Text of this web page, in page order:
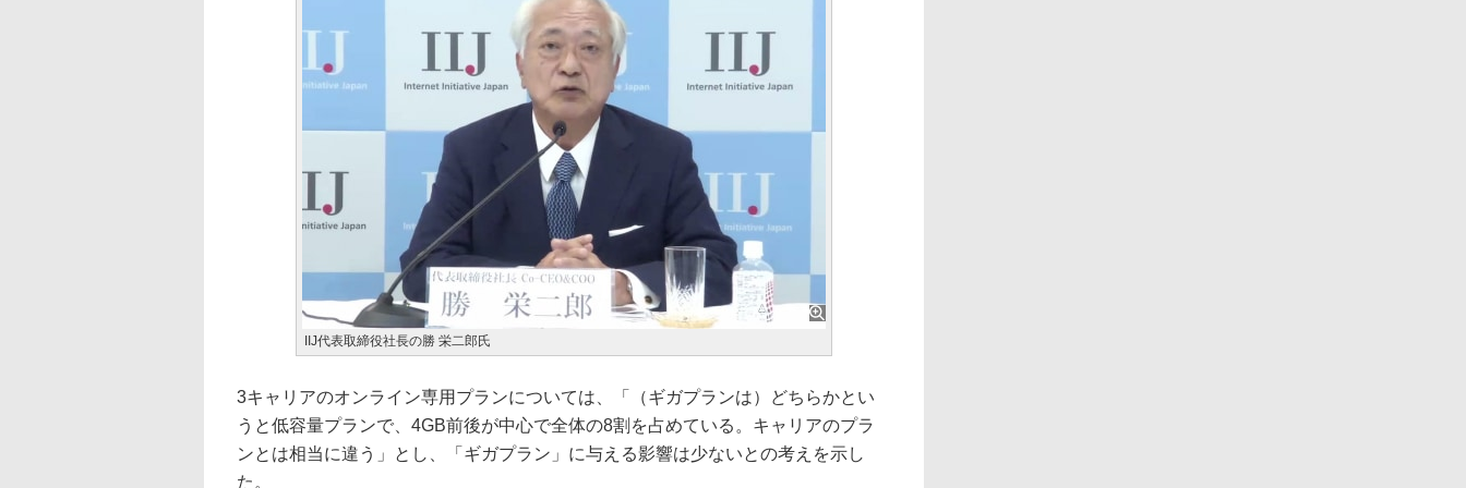
IIJ代表取締役社長の勝 栄二郎氏
3キャリアのオンライン専用プランについては、「（ギガプランは）どちらかとい
うと低容量プランで、4GB前後が中心で全体の8割を占めている。キャリアのプラ
ンとは相当に違う」とし、「ギガプラン」に与える影響は少ないとの考えを示し
た。